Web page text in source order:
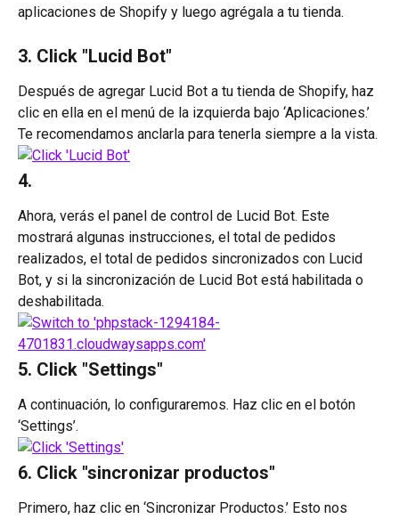
aplicaciones de Shopify y luego agrégala a tu tienda.
3. Click "Lucid Bot"
Después de agregar Lucid Bot a tu tienda de Shopify, haz
clic en ella en el menú de la izquierda bajo ‘Aplicaciones.’
Te recomendamos anclarla para tenerla siempre a la vista.
4.
Ahora, verás el panel de control de Lucid Bot. Este
mostrará algunas instrucciones, el total de pedidos
realizados, el total de pedidos sincronizados con Lucid
Bot, y si la sincronización de Lucid Bot está habilitada o
deshabilitada.
5. Click "Settings"
A continuación, lo configuraremos. Haz clic en el botón
‘Settings’.
6. Click "sincronizar productos"
Primero, haz clic en ‘Sincronizar Productos.’ Esto nos